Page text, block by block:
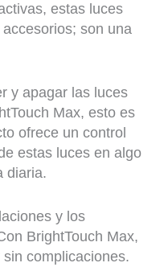
estas luces
son una
y apagar las luces
Max, esto es
ofrece un control
estas luces en algo
diaria.
y los
BrightTouch Max,
complicaciones.